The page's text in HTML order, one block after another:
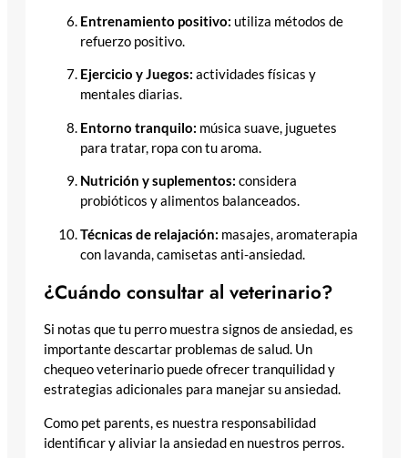
Entrenamiento positivo: utiliza métodos de
refuerzo positivo.
Ejercicio y Juegos: actividades físicas y
mentales diarias.
Entorno tranquilo: música suave, juguetes
para tratar, ropa con tu aroma.
Nutrición y suplementos: considera
probióticos y alimentos balanceados.
Técnicas de relajación: masajes, aromaterapia
con lavanda, camisetas anti-ansiedad.
¿Cuándo consultar al veterinario?
Si notas que tu perro muestra signos de ansiedad, es
importante descartar problemas de salud. Un
chequeo veterinario puede ofrecer tranquilidad y
estrategias adicionales para manejar su ansiedad.
Como pet parents, es nuestra responsabilidad
identificar y aliviar la ansiedad en nuestros perros.